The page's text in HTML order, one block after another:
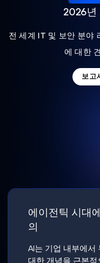
2026년
전 세계 IT 및 보안 분야
에 대한
보고
에이전틱 시대
의
AI는 기업 내부에서
대한 개념을 근본적